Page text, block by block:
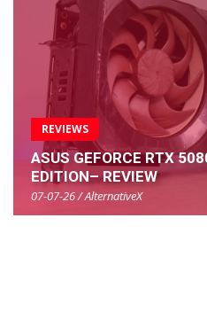
REVIEWS
ASUS GEFORCE RTX
EDITION– REVIEW
07-07-26 / AlternativeX